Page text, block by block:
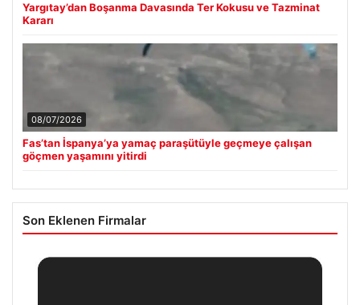
Yargıtay’dan Boşanma Davasında Ter Kokusu ve Tazminat
Kararı
08/07/2026
Fas’tan İspanya’ya yamaç paraşütüyle geçmeye çalışan
göçmen yaşamını yitirdi
Son Eklenen Firmalar